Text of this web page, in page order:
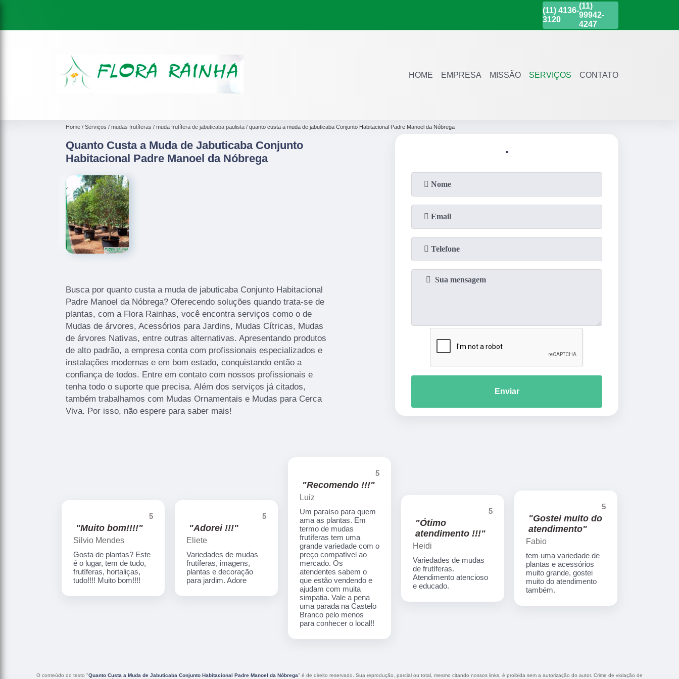
(11) 4136-
3120
(11)
99942-
4247
HOME EMPRESA MISSÃO SERVIÇOS CONTATO
Home Serviços mudas frutíferas muda frutífera de jabuticaba paulista quanto custa a muda de jabuticaba Conjunto Habitacional Padre Manoel da Nóbrega
Quanto Custa a Muda de Jabuticaba Conjunto
Habitacional Padre Manoel da Nóbrega
Busca por quanto custa a muda de jabuticaba Conjunto Habitacional
Padre Manoel da Nóbrega? Oferecendo soluções quando trata-se de
plantas, com a Flora Rainhas, você encontra serviços como o de
Mudas de árvores, Acessórios para Jardins, Mudas Cítricas, Mudas
de árvores Nativas, entre outras alternativas. Apresentando produtos
de alto padrão, a empresa conta com profissionais especializados e
instalações modernas e em bom estado, conquistando então a
confiança de todos. Entre em contato com nossos profissionais e
tenha todo o suporte que precisa. Além dos serviços já citados,
também trabalhamos com Mudas Ornamentais e Mudas para Cerca
Viva. Por isso, não espere para saber mais!
.
Enviar
5
"Muito bom!!!!"
Silvio Mendes
Gosta de plantas? Este
é o lugar, tem de tudo,
frutíferas, hortaliças,
tudo!!!! Muito bom!!!!
5
"Adorei !!!"
Eliete
Variedades de mudas
frutíferas, imagens,
plantas e decoração
para jardim. Adore
5
"Recomendo !!!"
Luiz
Um paraíso para quem
ama as plantas. Em
termo de mudas
frutíferas tem uma
grande variedade com o
preço compatível ao
mercado. Os
atendentes sabem o
que estão vendendo e
ajudam com muita
simpatia. Vale a pena
uma parada na Castelo
Branco pelo menos
para conhecer o local!!
5
"Ótimo
atendimento !!!"
Heidi
Variedades de mudas
de frutíferas.
Atendimento atencioso
e educado.
5
"Gostei muito do
atendimento"
Fabio
tem uma variedade de
plantas e acessórios
muito grande, gostei
muito do atendimento
também.
O conteúdo do texto "Quanto Custa a Muda de Jabuticaba Conjunto Habitacional Padre Manoel da Nóbrega" é de direito reservado. Sua reprodução, parcial ou total, mesmo citando nossos links, é proibida sem a autorização do autor. Crime de violação de